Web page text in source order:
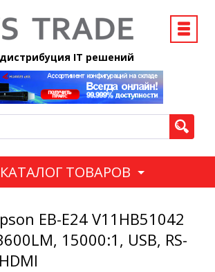
IT решений
КАТАЛОГ ТОВАРОВ
EB-E24 V11HB51042
15000:1, USB, RS-